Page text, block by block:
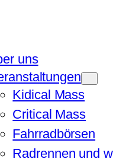
uns
Kidical Mass
Critical Mass
Fahrradbörsen
Radrennen und